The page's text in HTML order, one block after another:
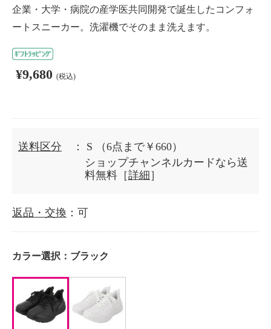
企業・大学・病院の産学医共同開発で誕生したコンフォ
ートスニーカー。洗濯機でそのまま洗えます。
¥9,680 (税込)
送料区分 ： S
（6点まで￥660）
ショップチャンネルカードなら送
料無料［詳細 ］
返品・交換 ：可
カラー選択： ブラック